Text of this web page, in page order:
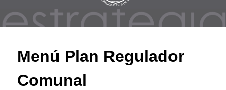
Menú Plan Regulador
Comunal